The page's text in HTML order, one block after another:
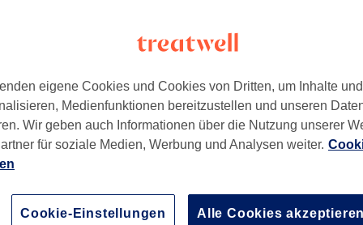
ab15 €
im Girardethaus
eigene Cookies und Cookies von Dritten, um Inhalte
Medienfunktionen bereitzustellen und unseren
Wir geben auch Informationen über die Nutzung unserer
für soziale Medien, Werbung und Analysen weiter.
Cookie-Einstellungen Alle Cookies akzeptieren